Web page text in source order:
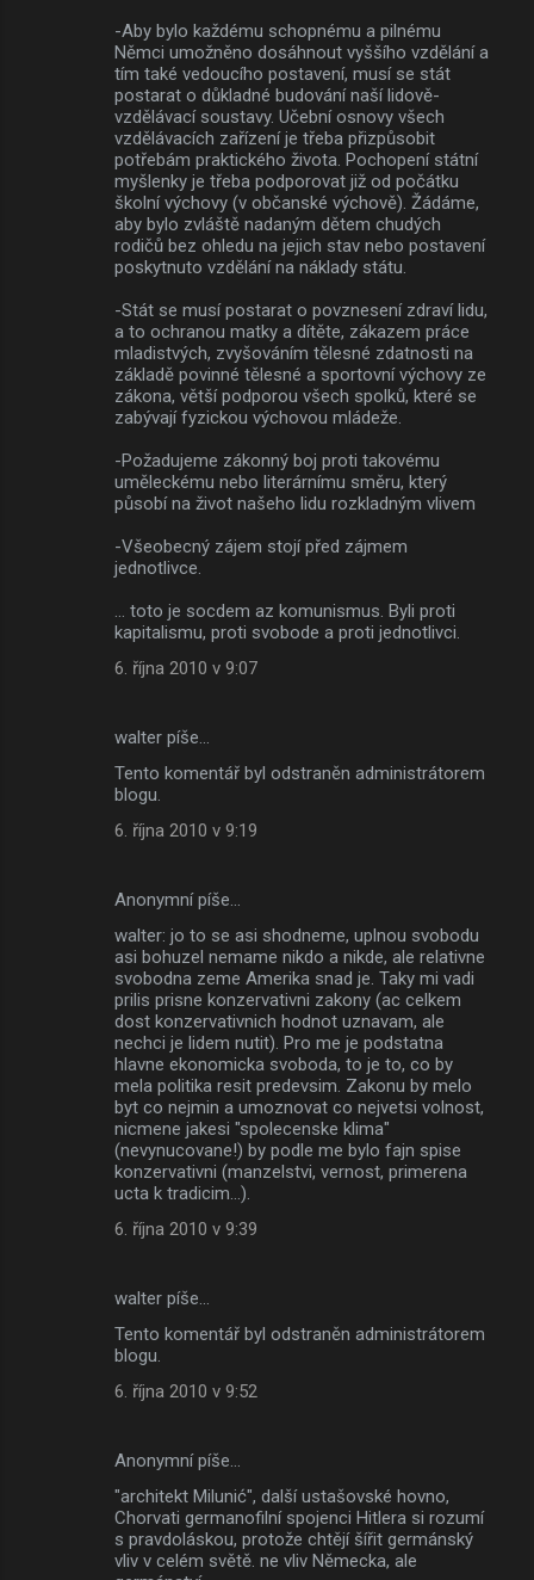
-Aby bylo každému schopnému a pilnému
Němci umožněno dosáhnout vyššího vzdělání a
tím také vedoucího postavení, musí se stát
postarat o důkladné budování naší lidově-
vzdělávací soustavy. Učební osnovy všech
vzdělávacích zařízení je třeba přizpůsobit
potřebám praktického života. Pochopení státní
myšlenky je třeba podporovat již od počátku
školní výchovy (v občanské výchově). Žádáme,
aby bylo zvláště nadaným dětem chudých
rodičů bez ohledu na jejich stav nebo postavení
poskytnuto vzdělání na náklady státu.
-Stát se musí postarat o povznesení zdraví lidu,
a to ochranou matky a dítěte, zákazem práce
mladistvých, zvyšováním tělesné zdatnosti na
základě povinné tělesné a sportovní výchovy ze
zákona, větší podporou všech spolků, které se
zabývají fyzickou výchovou mládeže.
-Požadujeme zákonný boj proti takovému
uměleckému nebo literárnímu směru, který
působí na život našeho lidu rozkladným vlivem
-Všeobecný zájem stojí před zájmem
jednotlivce.
... toto je socdem az komunismus. Byli proti
kapitalismu, proti svobode a proti jednotlivci.
6. října 2010 v 9:07
walter píše…
Tento komentář byl odstraněn administrátorem
blogu.
6. října 2010 v 9:19
Anonymní píše…
walter: jo to se asi shodneme, uplnou svobodu
asi bohuzel nemame nikdo a nikde, ale relativne
svobodna zeme Amerika snad je. Taky mi vadi
prilis prisne konzervativni zakony (ac celkem
dost konzervativnich hodnot uznavam, ale
nechci je lidem nutit). Pro me je podstatna
hlavne ekonomicka svoboda, to je to, co by
mela politika resit predevsim. Zakonu by melo
byt co nejmin a umoznovat co nejvetsi volnost,
nicmene jakesi "spolecenske klima"
(nevynucovane!) by podle me bylo fajn spise
konzervativni (manzelstvi, vernost, primerena
ucta k tradicim...).
6. října 2010 v 9:39
walter píše…
Tento komentář byl odstraněn administrátorem
blogu.
6. října 2010 v 9:52
Anonymní píše…
"architekt Milunić", další ustašovské hovno,
Chorvati germanofilní spojenci Hitlera si rozumí
s pravdoláskou, protože chtějí šířit germánský
vliv v celém světě. ne vliv Německa, ale